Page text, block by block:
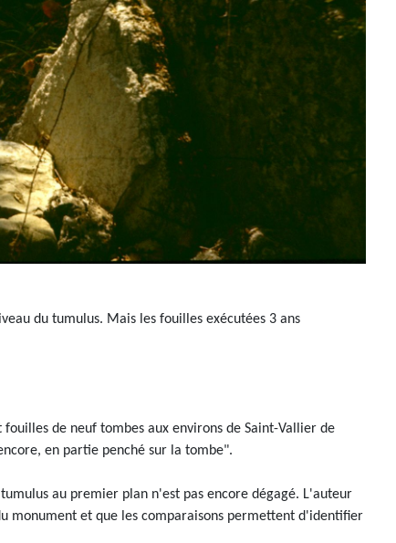
du tumulus. Mais les fouilles exécutées 3 ans
de neuf tombes aux environs de Saint-Vallier de
en partie penché sur la tombe".
au premier plan n'est pas encore dégagé. L'auteur
monument et que les comparaisons permettent d'identifier